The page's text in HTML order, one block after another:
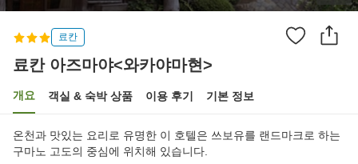
료칸
료칸 아즈마야<와카야마현>
개요 객실 & 숙박 상품 이용 후기 기본 정보
온천과 맛있는 요리로 유명한 이 호텔은 쓰보유를 랜드마크로 하는
구마노 고도의 중심에 위치해 있습니다.